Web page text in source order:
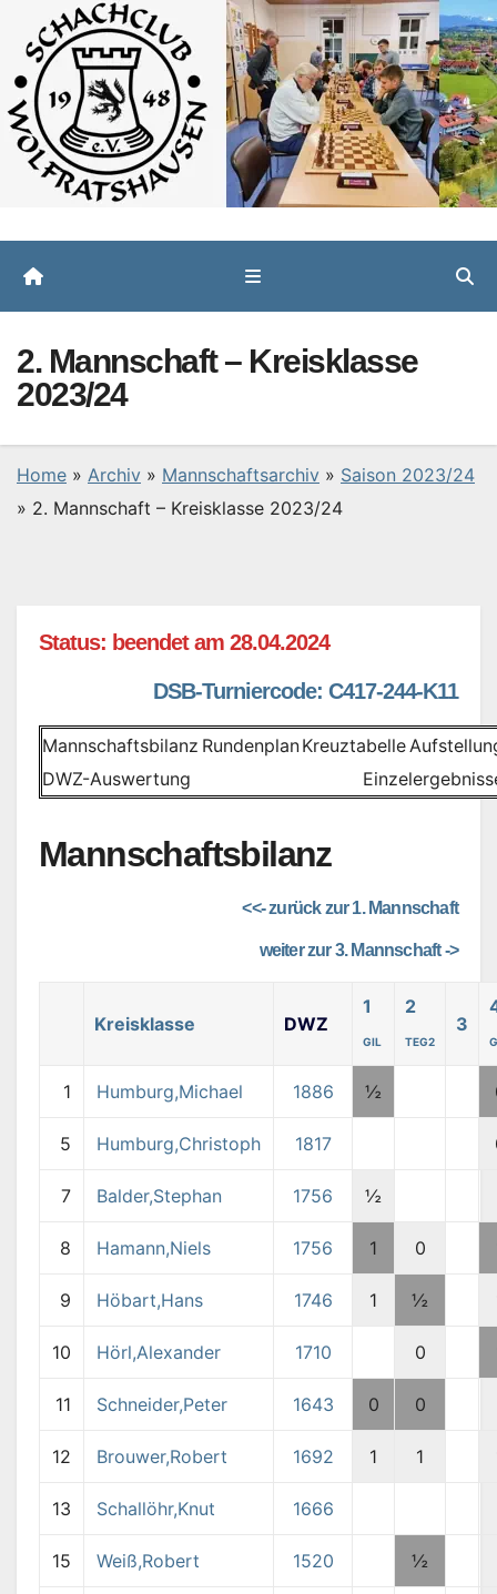
springen
2. Mannschaft – Kreisklasse
2023/24
Home » Archiv » Mannschaftsarchiv » Saison 2023/24
» 2. Mannschaft – Kreisklasse 2023/24
Status: beendet am 28.04.2024
DSB-Turniercode: C417-244-K11
Mannschaftsbilanz RundenplanKreuztabelle
DWZ-Auswertung
Mannschaftsbilanz
<<- zurück zur 1. Mannschaft
weiter zur 3. Mannschaft ->
Kreisklasse DWZ
1
GIL
2
TEG2
3
1 Humburg,Michael 1886 ½
5 Humburg,Christoph 1817
7 Balder,Stephan 1756 ½
8 Hamann,Niels 1756 1 0
9 Höbart,Hans 1746 1 ½
10 Hörl,Alexander 1710 0
11 Schneider,Peter 1643 0 0
12 Brouwer,Robert 1692 1 1
13 Schallöhr,Knut 1666
15 Weiß,Robert 1520 ½